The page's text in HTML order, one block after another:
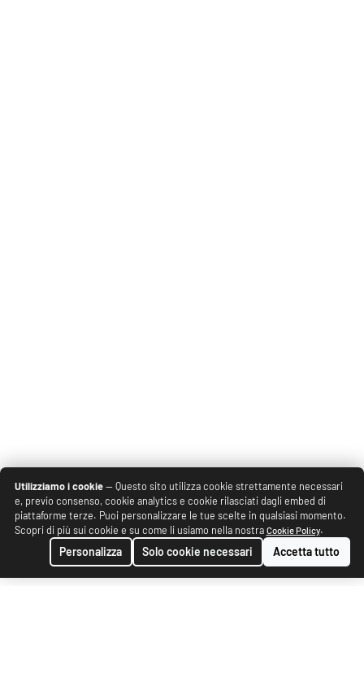
Utilizziamo i cookie— Questo sito utilizza cookie strettamente necessari
e, previo consenso, cookie analytics e cookie rilasciati dagli embed di
piattaforme terze. Puoi personalizzare le tue scelte in qualsiasi momento.
Scopri di più sui cookie e su come li usiamo nella nostra Cookie Policy.
Personalizza Solo cookie necessari Accetta tutto